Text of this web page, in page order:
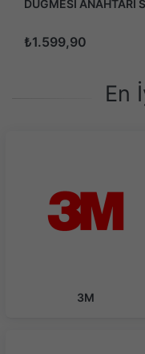
DÜGMESİ ANAHTARİ
₺1.599,90
En
3M